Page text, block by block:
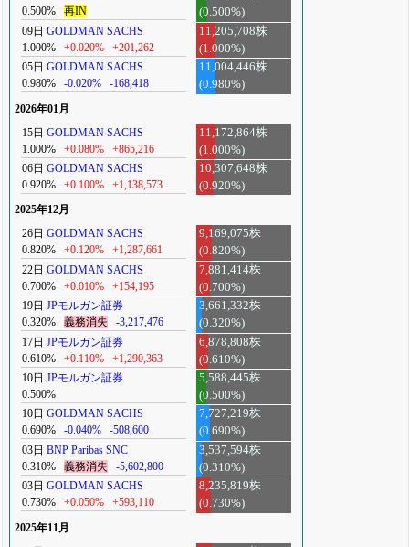
0.500%
再IN
(0.500%)
09日 GOLDMAN SACHS
1.000%
+0.020% +201,262
11,205,708株
(1.000%)
05日 GOLDMAN SACHS
0.980%
-0.020% -168,418
11,004,446株
(0.980%)
2026年01月
15日 GOLDMAN SACHS
1.000%
+0.080% +865,216
11,172,864株
(1.000%)
06日 GOLDMAN SACHS
0.920%
+0.100% +1,138,573
10,307,648株
(0.920%)
2025年12月
26日 GOLDMAN SACHS
0.820%
+0.120% +1,287,661
9,169,075株
(0.820%)
22日 GOLDMAN SACHS
0.700%
+0.010% +154,195
7,881,414株
(0.700%)
19日 JPモルガン証券
0.320%
義務消失 -3,217,476
3,661,332株
(0.320%)
17日 JPモルガン証券
0.610%
+0.110% +1,290,363
6,878,808株
(0.610%)
10日 JPモルガン証券
0.500%
5,588,445株
(0.500%)
10日 GOLDMAN SACHS
0.690%
-0.040% -508,600
7,727,219株
(0.690%)
03日 BNP Paribas SNC
0.310%
義務消失 -5,602,800
3,537,594株
(0.310%)
03日 GOLDMAN SACHS
0.730%
+0.050% +593,110
8,235,819株
(0.730%)
2025年11月